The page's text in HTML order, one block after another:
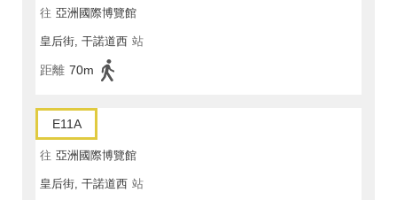
往 亞洲國際博覽館
皇后街, 干諾道西 站
距離 70m
E11A
往 亞洲國際博覽館
皇后街, 干諾道西 站